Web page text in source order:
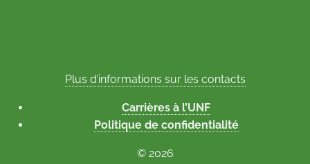
Plus d’informations sur les contacts
Carrières à l’UNF
Politique de confidentialité
© 2026